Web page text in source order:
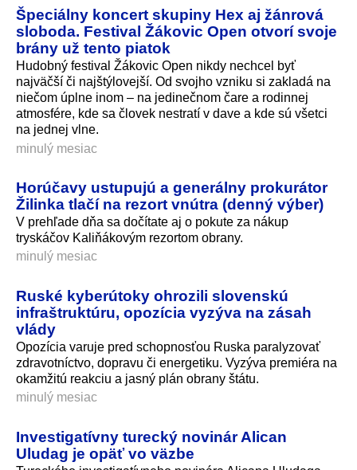
Špeciálny koncert skupiny Hex aj žánrová
sloboda. Festival Žákovic Open otvorí svoje
brány už tento piatok
Hudobný festival Žákovic Open nikdy nechcel byť
najväčší či najštýlovejší. Od svojho vzniku si zakladá na
niečom úplne inom – na jedinečnom čare a rodinnej
atmosfére, kde sa človek nestratí v dave a kde sú všetci
na jednej vlne.
minulý mesiac
Horúčavy ustupujú a generálny prokurátor
Žilinka tlačí na rezort vnútra (denný výber)
V prehľade dňa sa dočítate aj o pokute za nákup
tryskáčov Kaliňákovým rezortom obrany.
minulý mesiac
Ruské kyberútoky ohrozili slovenskú
infraštruktúru, opozícia vyzýva na zásah
vlády
Opozícia varuje pred schopnosťou Ruska paralyzovať
zdravotníctvo, dopravu či energetiku. Vyzýva premiéra na
okamžitú reakciu a jasný plán obrany štátu.
minulý mesiac
Investigatívny turecký novinár Alican
Uludag je opäť vo väzbe